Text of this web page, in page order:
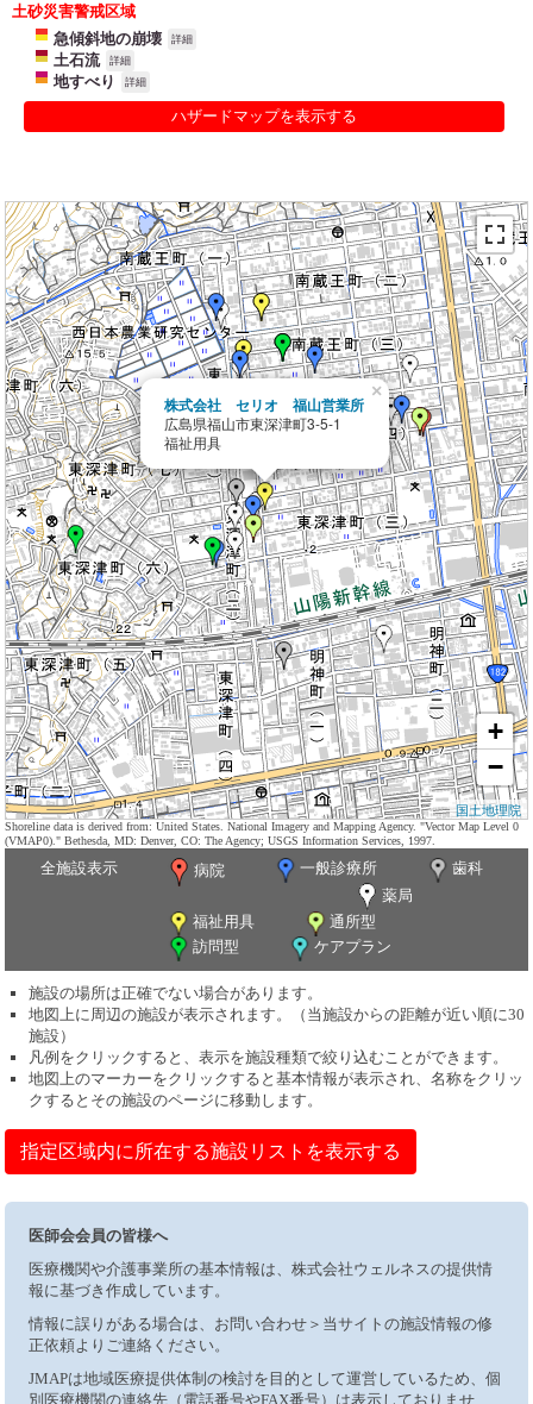
土砂災害警戒区域
急傾斜地の崩壊
詳細
土石流 詳細
地すべり 詳細
ハザードマップを表示する
株式会社 セリオ 福山営業所
広島県福山市東深津町3-5-1
福祉用具
×
+
−
国土地理院
Shoreline data is derived from: United States. National Imagery and Mapping Agency. "Vector Map Level 0
(VMAP0)." Bethesda, MD: Denver, CO: The Agency; USGS Information Services, 1997.
全施設表示 病院 一般診療所
歯科
薬局
福祉用具
通所型
訪問型
ケアプラン
施設の場所は正確でない場合があります。
地図上に周辺の施設が表示されます。（当施設からの距離が近い順に30
施設）
凡例をクリックすると、表示を施設種類で絞り込むことができます。
地図上のマーカーをクリックすると基本情報が表示され、名称をクリッ
クするとその施設のページに移動します。
指定区域内に所在する施設リストを表示する
医師会会員の皆様へ
医療機関や介護事業所の基本情報は、株式会社ウェルネスの提供情
報に基づき作成しています。
情報に誤りがある場合は、お問い合わせ＞当サイトの施設情報の修
正依頼よりご連絡ください。
JMAPは地域医療提供体制の検討を目的として運営しているため、個
別医療機関の連絡先（電話番号やFAX番号）は表示しておりませ